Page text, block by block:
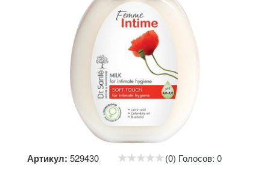
Артикул: 529430 (0) Голосов: 0